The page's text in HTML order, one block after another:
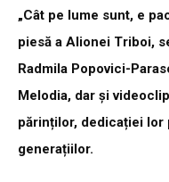
„Cât pe lume sunt, e
piesă a Alionei Triboi,
Radmila Popovici-
Melodia, dar și
părinților, dedicației
generațiilor.